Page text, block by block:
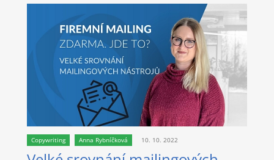
Copywriting Anna Rybníčková 10. 10. 2022